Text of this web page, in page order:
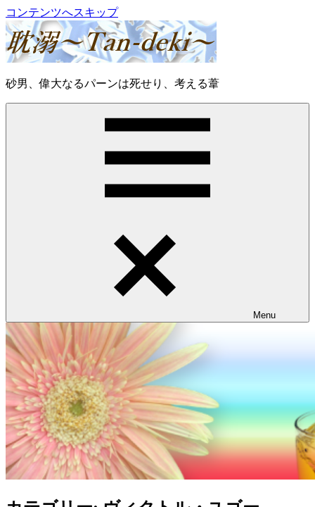
コンテンツへスキップ
耽
砂男、偉大なるパーンは死せり、考える葦
Menu